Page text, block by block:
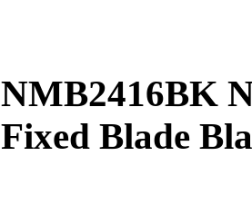
NMB2416BK
Fixed Blade